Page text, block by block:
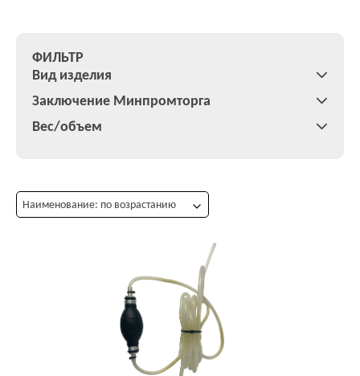
ФИЛЬТР
Вид изделия
Заключение Минпромторга
Вес/объем
Наименование: по возрастанию